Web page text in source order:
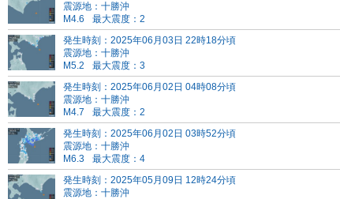
震源地：十勝沖
M4.6
最大震度：2
発生時刻：2025年06月03日 22時18分頃
震源地：十勝沖
M5.2
最大震度：3
発生時刻：2025年06月02日 04時08分頃
震源地：十勝沖
M4.7
最大震度：2
発生時刻：2025年06月02日 03時52分頃
震源地：十勝沖
M6.3
最大震度：4
発生時刻：2025年05月09日 12時24分頃
震源地：十勝沖